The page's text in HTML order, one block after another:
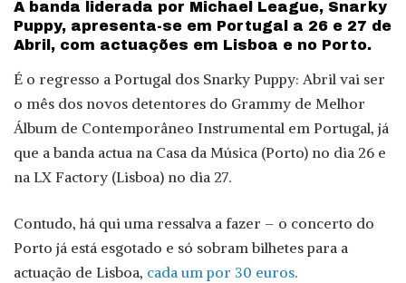
A banda liderada por Michael League, Snarky
Puppy, apresenta-se em Portugal a 26 e 27 de
Abril, com actuações em Lisboa e no Porto.
É o regresso a Portugal dos Snarky Puppy: Abril vai ser
o mês dos novos detentores do Grammy de Melhor
Álbum de Contemporâneo Instrumental em Portugal, já
que a banda actua na Casa da Música (Porto) no dia 26 e
na LX Factory (Lisboa) no dia 27.
Contudo, há qui uma ressalva a fazer – o concerto do
Porto já está esgotado e só sobram bilhetes para a
actuação de Lisboa, cada um por 30 euros.